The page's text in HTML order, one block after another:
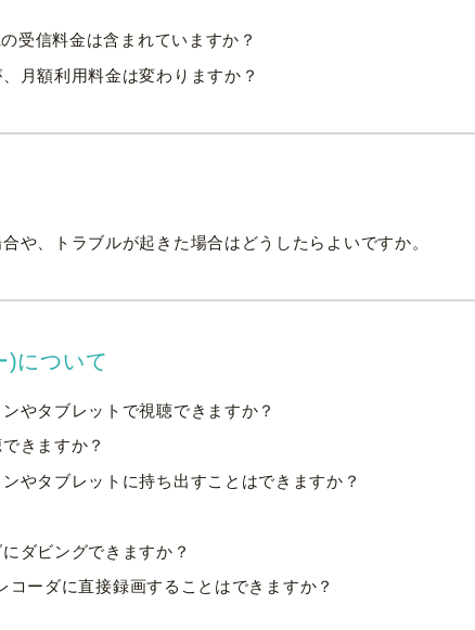
受信料金は含まれていますか？
月額利用料金は変わりますか？
や、トラブルが起きた場合はどうしたらよいですか。
)について
やタブレットで視聴できますか？
きますか？
やタブレットに持ち出すことはできますか？
ダビングできますか？
コーダに直接録画することはできますか？